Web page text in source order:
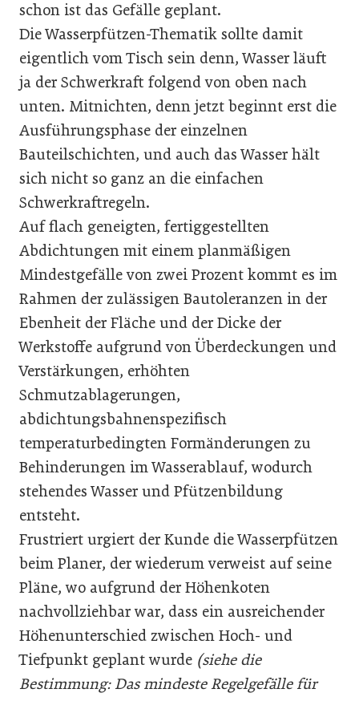
schon ist das Gefälle geplant.
Die Wasserpfützen-Thematik sollte damit
eigentlich vom Tisch sein denn, Wasser läuft
ja der Schwerkraft folgend von oben nach
unten. Mitnichten, denn jetzt beginnt erst die
Ausführungsphase der einzelnen
Bauteilschichten, und auch das Wasser hält
sich nicht so ganz an die einfachen
Schwerkraftregeln.
Auf flach geneigten, fertiggestellten
Abdichtungen mit einem planmäßigen
Mindestgefälle von zwei Prozent kommt es im
Rahmen der zulässigen Bautoleranzen in der
Ebenheit der Fläche und der Dicke der
Werkstoffe aufgrund von Überdeckungen und
Verstärkungen, erhöhten
Schmutzablagerungen,
abdichtungsbahnenspezifisch
temperaturbedingten Formänderungen zu
Behinderungen im Wasserablauf, wodurch
stehendes Wasser und Pfützenbildung
entsteht.
Frustriert urgiert der Kunde die Wasserpfützen
beim Planer, der wiederum verweist auf seine
Pläne, wo aufgrund der Höhenkoten
nachvollziehbar war, dass ein ausreichender
Höhenunterschied zwischen Hoch- und
Tiefpunkt geplant wurde (siehe die
Bestimmung: Das mindeste Regelgefälle für